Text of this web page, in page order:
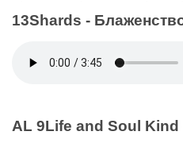
13Shards -
AL 9Life and Soul Kind